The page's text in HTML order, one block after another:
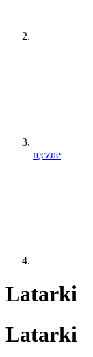
ręczne
Latarki
Latarki